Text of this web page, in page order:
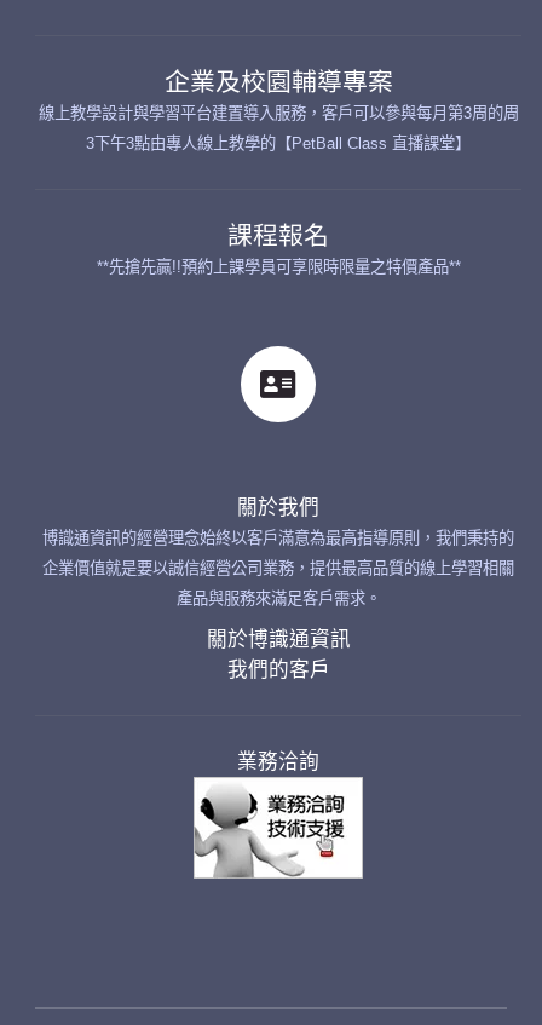
企業及校園輔導專案
線上教學設計與學習平台建置導入服務，客戶可以參與每月第3周的周
3下午3點由專人線上教學的【PetBall Class 直播課堂】
課程報名
**先搶先贏!!預約上課學員可享限時限量之特價產品**
關於我們
博識通資訊的經營理念始終以客戶滿意為最高指導原則，我們秉持的
企業價值就是要以誠信經營公司業務，提供最高品質的線上學習相關
產品與服務來滿足客戶需求。
關於博識通資訊
我們的客戶
業務洽詢